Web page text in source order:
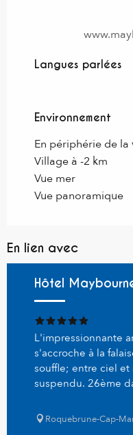
Langues parlées
Langues parlées
Environnement
Environnement
En périphérie de la
Village à -2 km
Vue mer
Vue panoramique
En lien avec
Hôtel
L'impressionnante
s'accroche à la
souffle; entre ciel et
suspendu. 26ème
Roquebrune-Cap-